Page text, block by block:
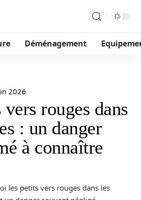
Déménagement
2026
rouges dans
: un danger
à connaître